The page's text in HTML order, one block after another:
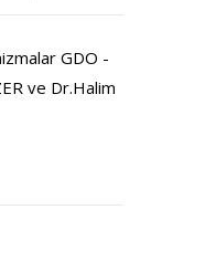
GDO -
ve Dr.Halim